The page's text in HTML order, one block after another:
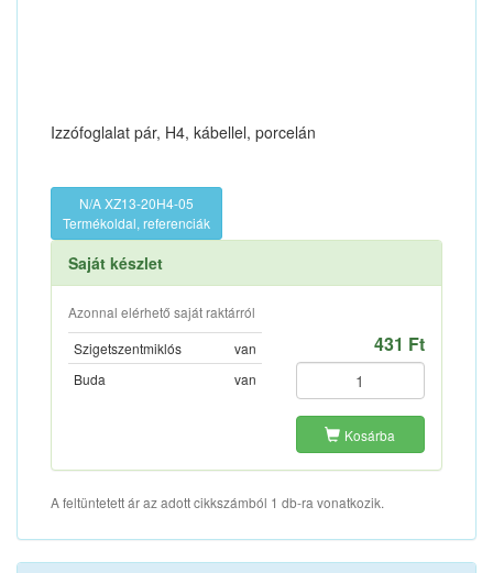
Izzófoglalat pár, H4, kábellel, porcelán
N/A XZ13-20H4-05
Termékoldal, referenciák
Saját készlet
Azonnal elérhető saját raktárról
Szigetszentmiklós
van
Buda
van
431 Ft
Kosárba
A feltüntetett ár az adott cikkszámból 1 db-ra vonatkozik.